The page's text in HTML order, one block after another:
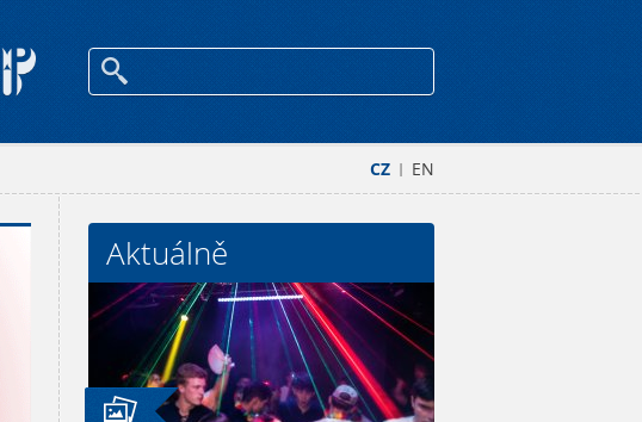
CZ | EN
Aktuálně